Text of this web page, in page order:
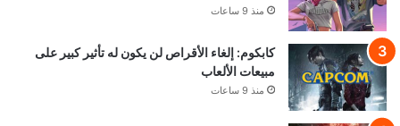
منذ 9 ساعات
كابكوم: إلغاء الأقراص لن يكون له تأثير كبير على
مبيعات الألعاب
منذ 9 ساعات